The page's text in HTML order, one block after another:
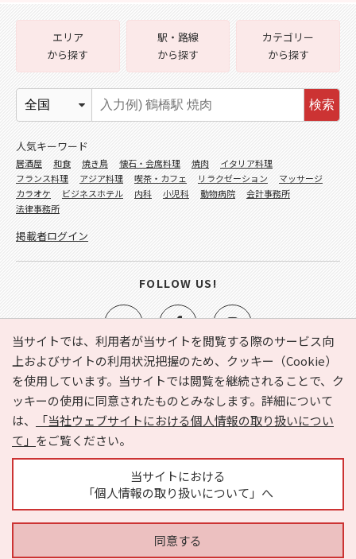
当サイトでは、利用者が当サイトを閲覧する際のサービス向
上およびサイトの利用状況把握のため、クッキー（Cookie）
を使用しています。当サイトでは閲覧を継続されることで、ク
ッキーの使用に同意されたものとみなします。詳細について
は、
「当社ウェブサイトにおける個人情報の取り扱いについ
て」 をご覧ください。
当サイトにおける
「個人情報の取り扱いについて」へ
同意する
e-NAVITA（イーナビタ）とは？ お気に入り
ヘルプ
利用規約
個人情報の取り扱いについて
運営会社
サイトマップ
広告掲載に関するお問い合わせ
エリア
から探す
駅・路線
から探す
カテゴリー
から探す
検索
人気キーワード
居酒屋 和食 焼き鳥 懐石・会席料理 焼肉
イタリア料理
フランス料理
アジア料理 喫茶・カフェ リラクゼーション
マッサージ
カラオケ
ビジネスホテル 内科 小児科 動物病院
会計事務所
法律事務所
掲載者ログイン
FOLLOW US!
Copyright © HYOJITO.Co.,Ltd. All Rights Reserved.